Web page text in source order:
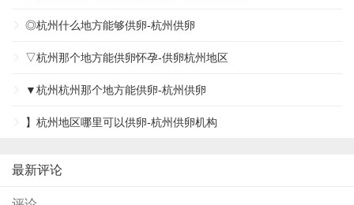
◎杭州什么地方能够供卵-杭州供卵
▽杭州那个地方能供卵怀孕-供卵杭州地区
▼杭州杭州那个地方能供卵-杭州供卵
】杭州地区哪里可以供卵-杭州供卵机构
最新评论